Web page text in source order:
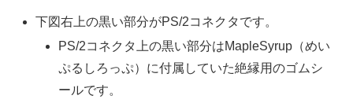
下図右上の黒い部分がPS/2コネクタです。
PS/2コネクタ上の黒い部分はMapleSyrup（めい
ぷるしろっぷ）に付属していた絶縁用のゴムシ
ールです。